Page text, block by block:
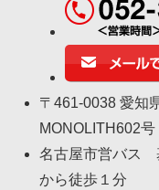
〒461-0038 愛知
MONOLITH602号
名古屋市営バス
から徒歩１分